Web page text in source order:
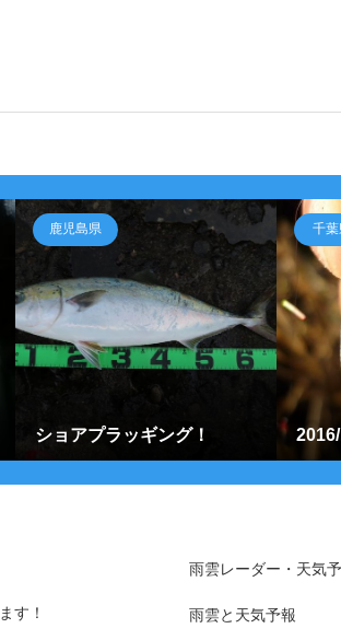
鹿児島県
ショアプラッギング！
千葉
す！
雨雲レーダー・天気
雨雲と天気予報